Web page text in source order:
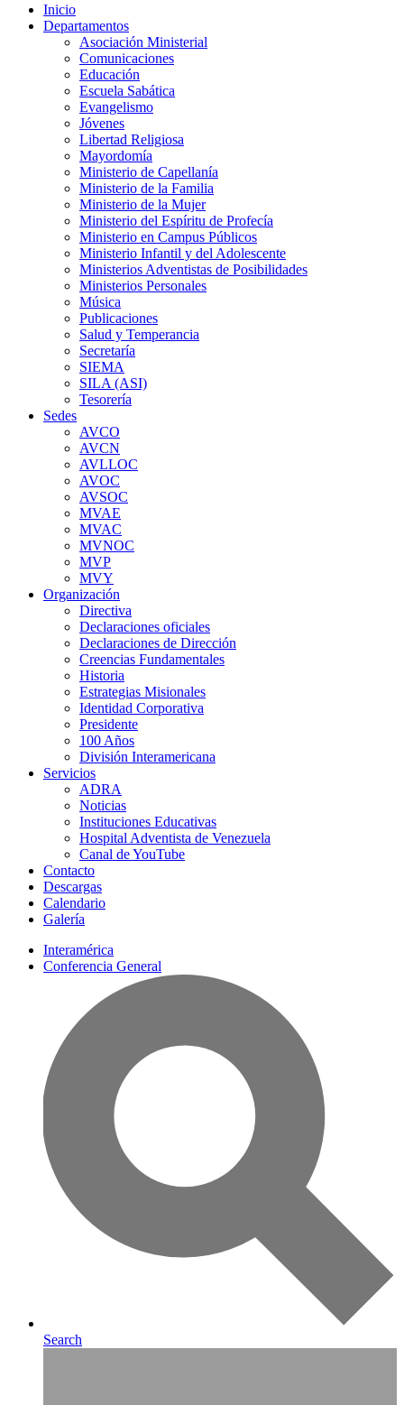
Inicio
Departamentos
Asociación Ministerial
Comunicaciones
Educación
Escuela Sabática
Evangelismo
Jóvenes
Libertad Religiosa
Mayordomía
Ministerio de Capellanía
Ministerio de la Familia
Ministerio de la Mujer
Ministerio del Espíritu de Profecía
Ministerio en Campus Públicos
Ministerio Infantil y del Adolescente
Ministerios Adventistas de Posibilidades
Ministerios Personales
Música
Publicaciones
Salud y Temperancia
Secretaría
SIEMA
SILA (ASI)
Tesorería
Sedes
AVCO
AVCN
AVLLOC
AVOC
AVSOC
MVAE
MVAC
MVNOC
MVP
MVY
Organización
Directiva
Declaraciones oficiales
Declaraciones de Dirección
Creencias Fundamentales
Historia
Estrategias Misionales
Identidad Corporativa
Presidente
100 Años
División Interamericana
Servicios
ADRA
Noticias
Instituciones Educativas
Hospital Adventista de Venezuela
Canal de YouTube
Contacto
Descargas
Calendario
Galería
Interamérica
Conferencia General
Search